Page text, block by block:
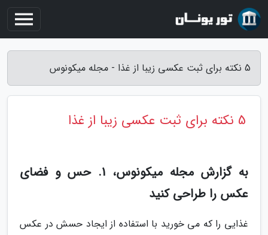
5 نکته برای ثبت عکسی زیبا از غذا - مجله میکونوس
5 نکته برای ثبت عکسی زیبا از غذا
به گزارش مجله میکونوس، 1. حس و فضای
عکس را طراحی کنید
غذایی را که می خورید با استفاده از ایجاد حسش در عکس